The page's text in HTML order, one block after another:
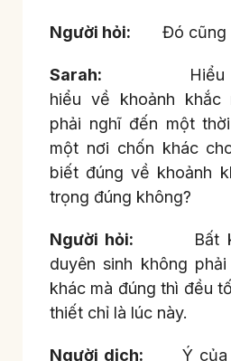
Người hỏi: Đó cũng
Sarah: Hiểu biết
hiểu về khoảnh khắc
phải nghĩ đến một
một nơi chốn khác
biết đúng về khoảnh
trọng đúng không?
Người hỏi: Bất kể
duyên sinh không
khác mà đúng thì đều
thiết chỉ là lúc này.
Người dịch: Ý của